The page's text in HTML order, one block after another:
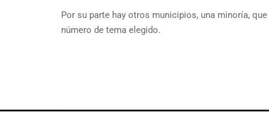
Por su parte hay otros municipios, una minoría,
número de tema elegido.